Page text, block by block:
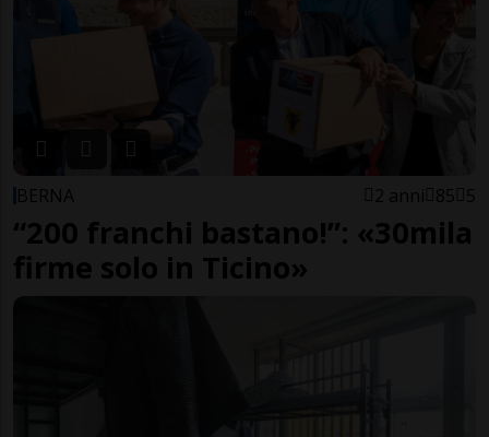
BERNA 2 anni 85 5
“200 franchi bastano!”: «30mila
firme solo in Ticino»